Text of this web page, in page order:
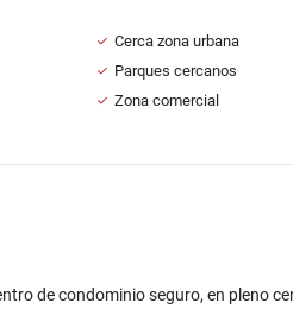
Cerca zona urbana
Parques cercanos
Zona comercial
de condominio seguro, en pleno